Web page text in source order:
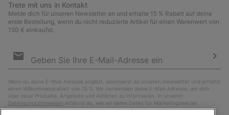
Trete mit uns in Kontakt
Melde dich für unseren Newsletter an und erhalte 15 % Rabatt auf deine
erste Bestellung, wenn du nicht reduzierte Artikel für einen Warenwert von
150 € einkaufst.
Anmeldung
Wenn du deine E-Mail-Adresse angibst, abonnierst du unseren Newsletter und erhältst
einen Willkommensrabatt von 15 %. Wir verwenden deine E-Mail-Adresse, um dich
über neue Produkte, Angebote und Aktionen zu informieren. In unseren
Datenschutzhinweisen erfährst du, wie wir deine Daten für Marketingzwecke
verarbeiten und wie du deine Zustimmung widerrufen kannst.